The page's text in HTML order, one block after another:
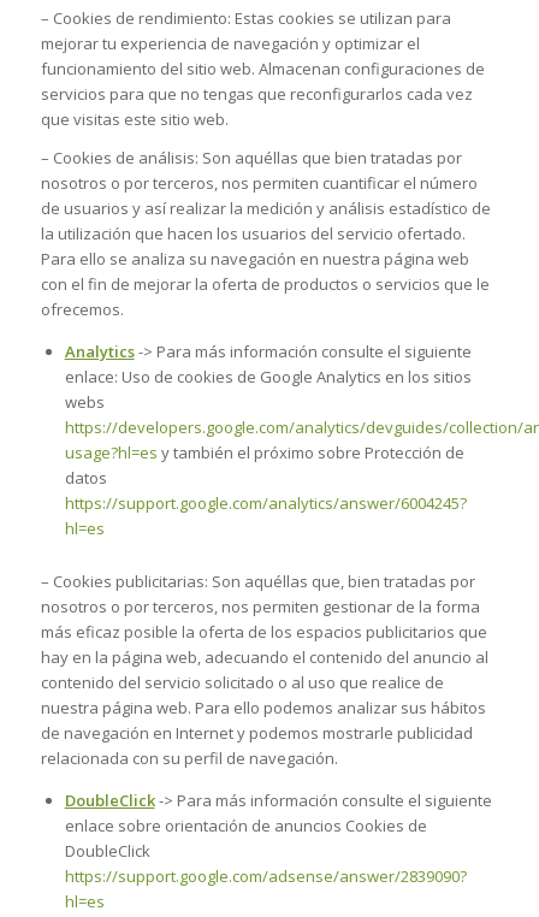
– Cookies de rendimiento: Estas cookies se utilizan para
mejorar tu experiencia de navegación y optimizar el
funcionamiento del sitio web. Almacenan configuraciones de
servicios para que no tengas que reconfigurarlos cada vez
que visitas este sitio web.
– Cookies de análisis: Son aquéllas que bien tratadas por
nosotros o por terceros, nos permiten cuantificar el número
de usuarios y así realizar la medición y análisis estadístico de
la utilización que hacen los usuarios del servicio ofertado.
Para ello se analiza su navegación en nuestra página web
con el fin de mejorar la oferta de productos o servicios que le
ofrecemos.
Analytics-> Para más información consulte el siguiente
enlace: Uso de cookies de Google Analytics en los sitios
webs
https://developers.google.com/analytics/devguides/collection/
usage?hl=es y también el próximo sobre Protección de
datos
https://support.google.com/analytics/answer/6004245?
hl=es
– Cookies publicitarias: Son aquéllas que, bien tratadas por
nosotros o por terceros, nos permiten gestionar de la forma
más eficaz posible la oferta de los espacios publicitarios que
hay en la página web, adecuando el contenido del anuncio al
contenido del servicio solicitado o al uso que realice de
nuestra página web. Para ello podemos analizar sus hábitos
de navegación en Internet y podemos mostrarle publicidad
relacionada con su perfil de navegación.
DoubleClick-> Para más información consulte el siguiente
enlace sobre orientación de anuncios Cookies de
DoubleClick
https://support.google.com/adsense/answer/2839090?
hl=es